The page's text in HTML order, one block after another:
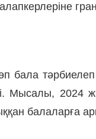
бала
Мысалы, 2024
балаларға